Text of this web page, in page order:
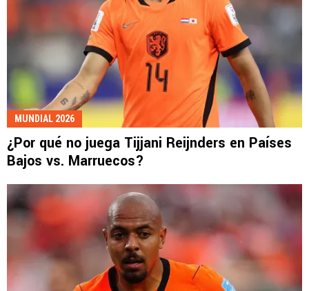
MUNDIAL 2026
¿Por qué no juega Tijjani Reijnders en Países
Bajos vs. Marruecos?